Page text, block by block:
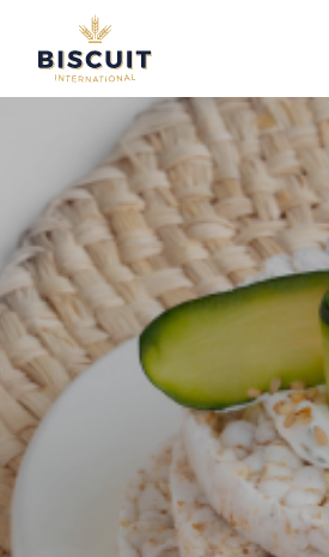
Aller au contenu